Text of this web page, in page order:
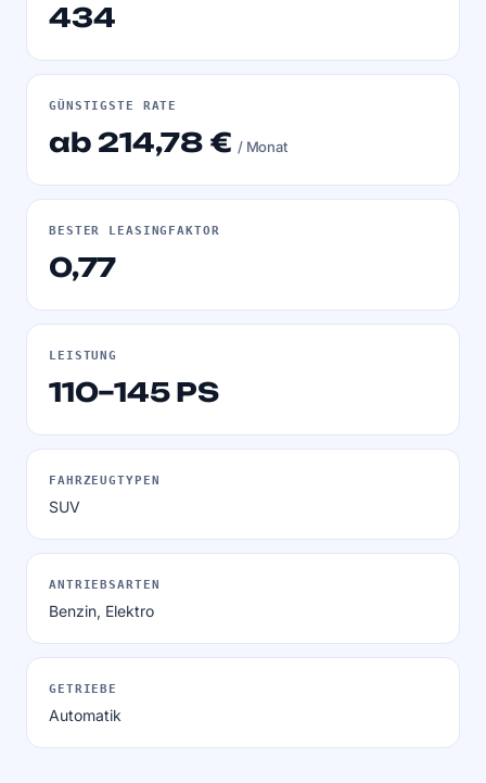
434
GÜNSTIGSTE RATE
ab 214,78 €/ Monat
BESTER LEASINGFAKTOR
0,77
LEISTUNG
110–145 PS
FAHRZEUGTYPEN
SUV
ANTRIEBSARTEN
Benzin, Elektro
GETRIEBE
Automatik